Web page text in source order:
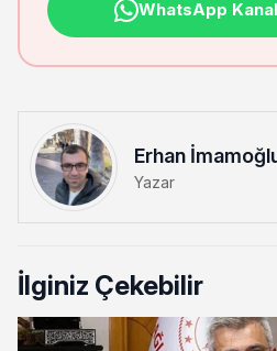
WhatsApp
Erhan
Yazar
İlginiz Çekebilir